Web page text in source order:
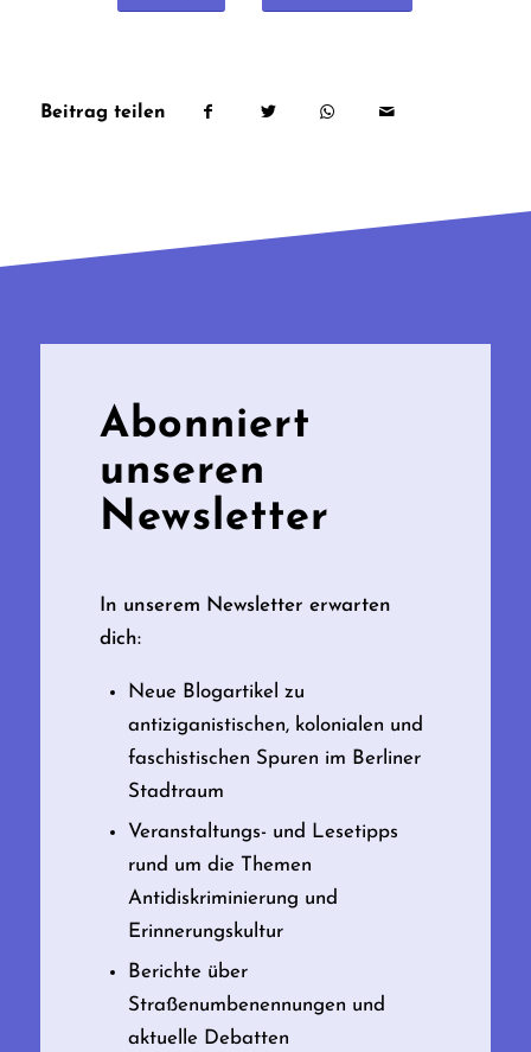
Beitrag teilen
Abonniert
unseren
Newsletter
In unserem Newsletter erwarten
dich:
Neue Blogartikel zu
antiziganistischen, kolonialen und
faschistischen Spuren im Berliner
Stadtraum
Veranstaltungs- und Lesetipps
rund um die Themen
Antidiskriminierung und
Erinnerungskultur
Berichte über
Straßenumbenennungen und
aktuelle Debatten